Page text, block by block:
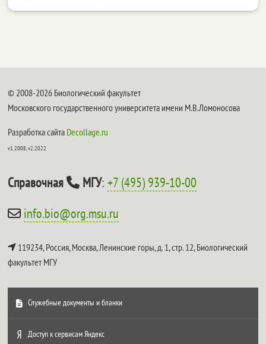
© 2008-2026 Биологический факультет
Московского государственного университета имени М.В.Ломоносова
Разработка сайта Decollage.ru
v1.2008, v2.2022
Справочная МГУ:+7 (495) 939-10-00
info.bio@org.msu.ru
119234, Россия, Москва, Ленинские горы, д. 1, стр. 12,Биологический
факультет МГУ
Служебные документы и бланки
Доступ к сервисам Яндекс